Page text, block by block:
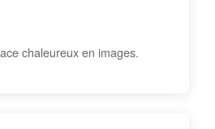
chaleureux en images.